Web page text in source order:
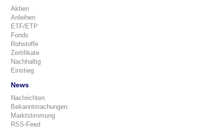
Aktien
Anleihen
ETF/ETP
Fonds
Rohstoffe
Zertifikate
Nachhaltig
Einstieg
News
Nachrichten
Bekanntmachungen
Marktstimmung
RSS-Feed